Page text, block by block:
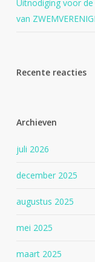
Uitnodiging voor de
van
Recente reacties
Archieven
juli 2026
december 2025
augustus 2025
mei 2025
maart 2025